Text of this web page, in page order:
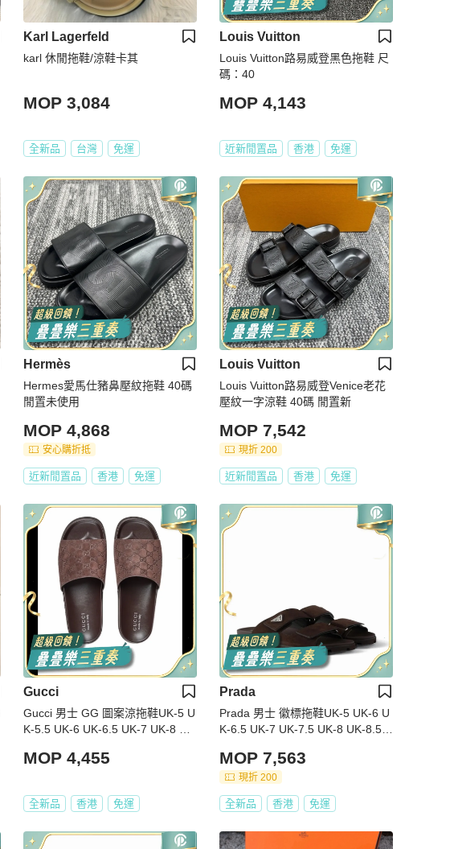
Karl Lagerfeld
karl 休閒拖鞋/涼鞋卡其
MOP 3,084
全新品 台灣 免運
Louis Vuitton
Louis Vuitton路易威登黑色拖鞋 尺
碼：40
MOP 4,143
近新閒置品 香港 免運
Hermès
Hermes愛馬仕豬鼻壓紋拖鞋 40碼
閒置未使用
MOP 4,868
安心購折抵
近新閒置品 香港 免運
Louis Vuitton
Louis Vuitton路易威登Venice老花
壓紋一字涼鞋 40碼 閒置新
MOP 7,542
現折 200
近新閒置品 香港 免運
Gucci
Gucci 男士 GG 圖案涼拖鞋UK-5 U
K-5.5 UK-6 UK-6.5 UK-7 UK-8 UK
MOP 4,455
全新品 香港 免運
Prada
Prada 男士 徽標拖鞋UK-5 UK-6 U
K-6.5 UK-7 UK-7.5 UK-8 UK-8.5 U
MOP 7,563
現折 200
全新品 香港 免運